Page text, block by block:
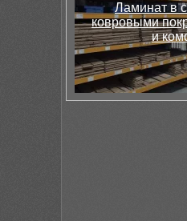
Ламинат в
ковровыми
и